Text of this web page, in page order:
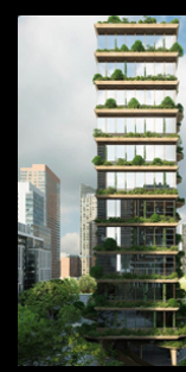
BÀI VIẾT LIÊN QUAN: